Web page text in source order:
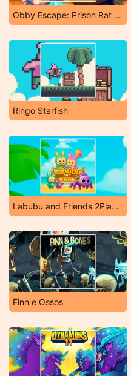
Obby Escape: Prison Rat Dance
Ringo Starfish
Labubu and Friends 2Player
Finn e Ossos